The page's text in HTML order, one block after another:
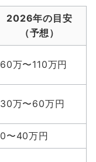
2026年の目安
（予想）
60万〜110万円
30万〜60万円
0〜40万円